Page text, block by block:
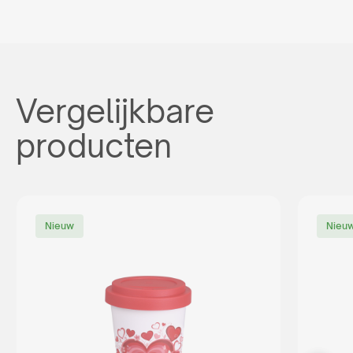
Vergelijkbare
producten
Nieuw